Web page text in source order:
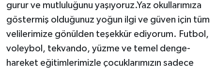
gurur ve mutluluğunu yaşıyoruz.Yaz okullarımıza
göstermiş olduğunuz yoğun ilgi ve güven için tüm
velilerimize gönülden teşekkür ediyorum. Futbol,
voleybol, tekvando, yüzme ve temel denge-
hareket eğitimlerimizle çocuklarımızın sadece